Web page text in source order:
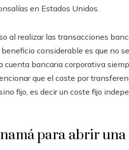
en Estados Unidos.
al realizar las transacciones
considerable es que no
bancaria corporativa
que el coste por
fijo, es decir un coste fijo
para abrir